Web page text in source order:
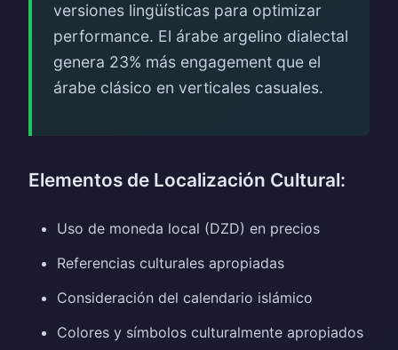
versiones lingüísticas para optimizar
performance. El árabe argelino dialectal
genera 23% más engagement que el
árabe clásico en verticales casuales.
Elementos de Localización Cultural:
Uso de moneda local (DZD) en precios
Referencias culturales apropiadas
Consideración del calendario islámico
Colores y símbolos culturalmente apropiados